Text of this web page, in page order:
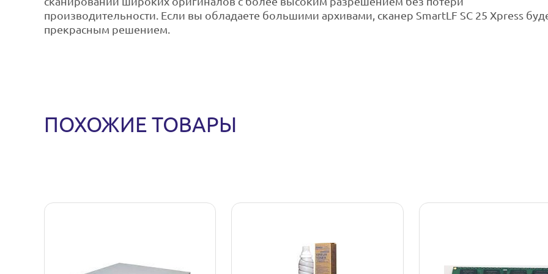
производительности. Если вы обладаете большими архивами, сканер SmartLF SC 25 Xpress
прекрасным решением.
ПОХОЖИЕ ТОВАРЫ